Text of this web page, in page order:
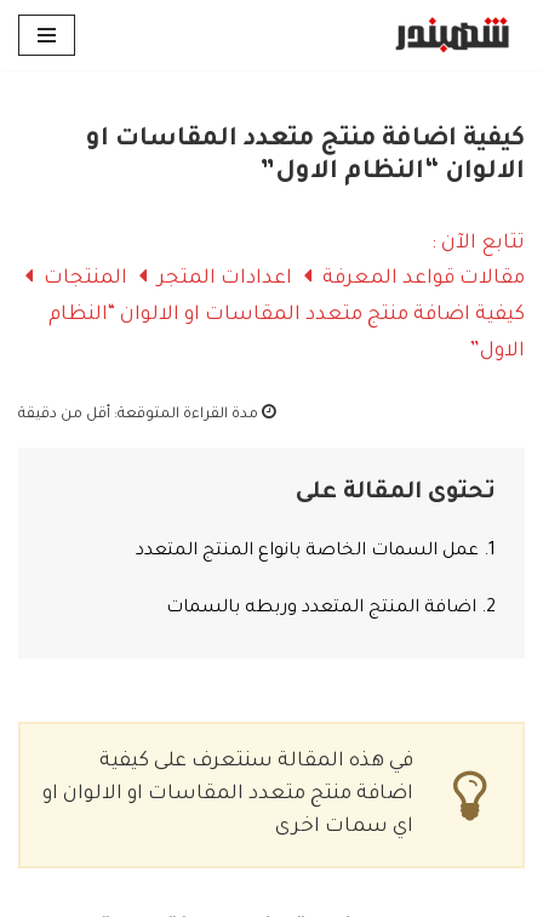
المحتوى
كيفية اضافة منتج متعدد المقاسات او
الالوان “النظام الاول”
تتابع الآن :
مقالات قواعد المعرفة
اعدادات المتجر
المنتجات
كيفية اضافة منتج متعدد المقاسات او الالوان “النظام
الاول”
مدة القراءة المتوقعة: أقل من دقيقة
تحتوى المقالة على
1. عمل السمات الخاصة بانواع المنتج المتعدد
2. اضافة المنتج المتعدد وربطه بالسمات
في هذه المقالة سنتعرف على كيفية
اضافة منتج متعدد المقاسات او الالوان او
اي سمات اخرى